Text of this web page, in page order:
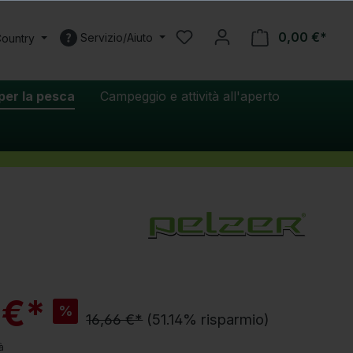
Servizio/Aiuto 0,00 €*
la pesca Campeggio e attività all'aperto
%
c
o
16,66 €* (51.14% risparmio)